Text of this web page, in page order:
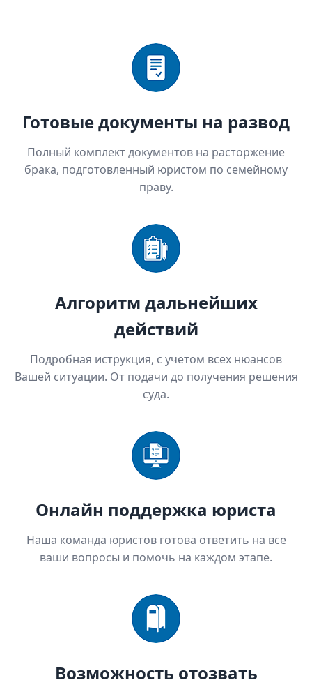
Готовые документы на развод
Полный комплект документов на расторжение
брака, подготовленный юристом по семейному
праву.
Алгоритм дальнейших
действий
Подробная иструкция, с учетом всех нюансов
Вашей ситуации. От подачи до получения решения
суда.
Онлайн поддержка юриста
Наша команда юристов готова ответить на все
ваши вопросы и помочь на каждом этапе.
Возможность отозвать